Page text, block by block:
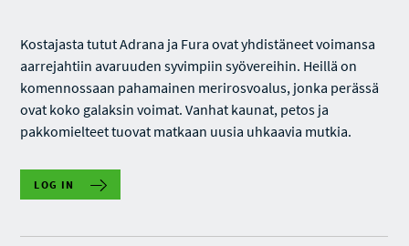
Kostajasta tutut Adrana ja Fura ovat yhdistäneet voimansa
aarrejahtiin avaruuden syvimpiin syövereihin. Heillä on
komennossaan pahamainen merirosvoalus, jonka perässä
ovat koko galaksin voimat. Vanhat kaunat, petos ja
pakkomielteet tuovat matkaan uusia uhkaavia mutkia.
LOG IN